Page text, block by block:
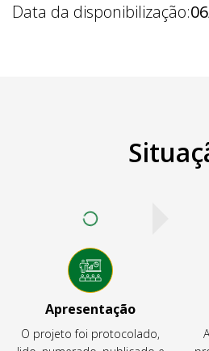
Data da disponibilização:
Apresentação
O projeto foi protocolado,